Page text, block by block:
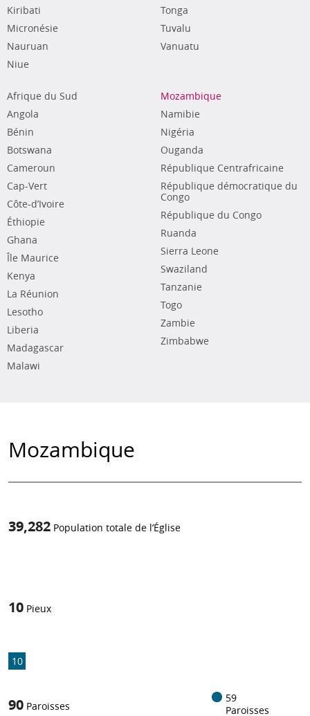
Kiribati
Micronésie
Nauruan
Niue
Tonga
Tuvalu
Vanuatu
Afrique du Sud
Angola
Bénin
Botswana
Cameroun
Cap-Vert
Côte-d’Ivoire
Éthiopie
Ghana
Île Maurice
Kenya
La Réunion
Lesotho
Liberia
Madagascar
Malawi
Mozambique
Namibie
Nigéria
Ouganda
République Centrafricaine
République démocratique du
Congo
République du Congo
Ruanda
Sierra Leone
Swaziland
Tanzanie
Togo
Zambie
Zimbabwe
Mozambique
39,282 Population totale de l’Église
10 Pieux
10
90 Paroisses
59
Paroisses